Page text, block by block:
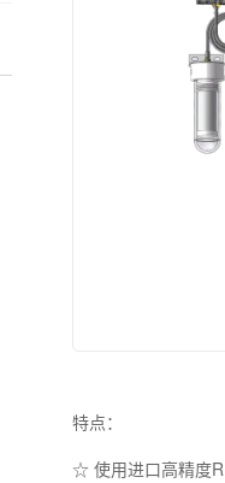
特点：
☆ 使用进口高精度